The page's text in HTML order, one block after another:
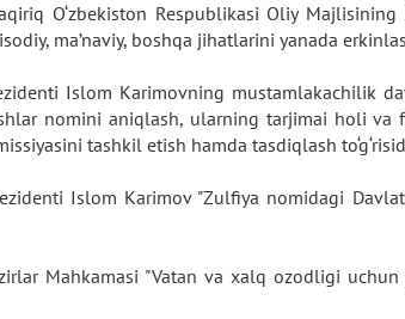
O‘zbekiston Respublikasi Oliy Majlisining
ma’naviy, boshqa jihatlarini yanada
Islom Karimovning
nomini aniqlash, ularning tarjimai holi
tashkil etish hamda tasdiqlash
Islom Karimov "Zulfiya nomidagi
Mahkamasi "Vatan va xalq ozodligi